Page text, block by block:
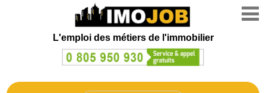
L'emploi des métiers de l'immobilier